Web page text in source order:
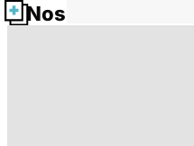
Nos fiches santé